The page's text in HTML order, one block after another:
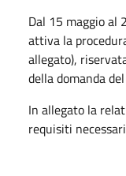
Dal 15 maggio al
attiva la
allegato),
della domanda
In allegato la
requisiti